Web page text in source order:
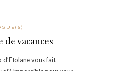
de vacances
vous fait